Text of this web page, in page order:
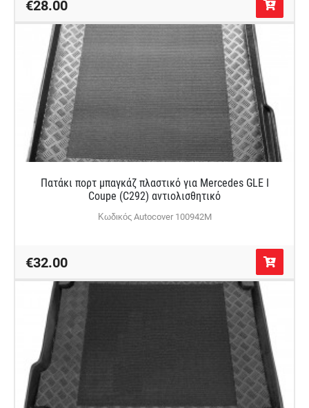
€28.00
Πατάκι πορτ μπαγκάζ πλαστικό για Mercedes GLE Ι
Coupe (C292) αντιολισθητικό
Κωδικός Autocover 100942M
€32.00